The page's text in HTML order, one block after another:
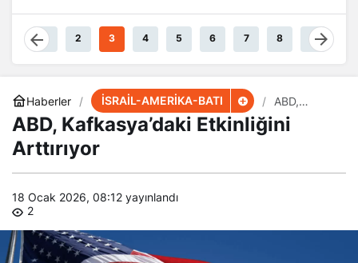
Damarlarında
Akıyor
1 2 3 4 5 6 7 8 9
Haberler İSRAİL-AMERİKA-BATI
ABD,
Kafkasya’da
ki Etkinliğini
ABD, Kafkasya’daki Etkinliğini
Arttırıyor
18 Ocak 2026, 08:12 yayınlandı
2